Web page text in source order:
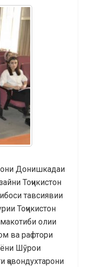
Донишкадаи
Тоҷикистон
тавсиявии
Тоҷикистон
олии
ва рафтори
Шӯрои